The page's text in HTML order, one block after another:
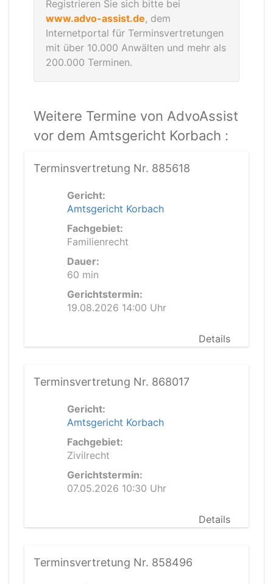
Registrieren Sie sich bitte bei
www.advo-assist.de, dem
Internetportal für Terminsvertretungen
mit über 10.000 Anwälten und mehr als
200.000 Terminen.
Weitere Termine von AdvoAssist
vor dem Amtsgericht Korbach :
Terminsvertretung Nr. 885618
Gericht:
Amtsgericht Korbach
Fachgebiet:
Familienrecht
Dauer:
60 min
Gerichtstermin:
19.08.2026 14:00 Uhr
Details
Terminsvertretung Nr. 868017
Gericht:
Amtsgericht Korbach
Fachgebiet:
Zivilrecht
Gerichtstermin:
07.05.2026 10:30 Uhr
Details
Terminsvertretung Nr. 858496